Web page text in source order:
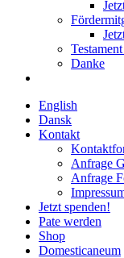
Danke
English
Dansk
Kontakt
Anfrage
Anfrage
Jetzt spenden!
Pate werden
Shop
Domesticaneum